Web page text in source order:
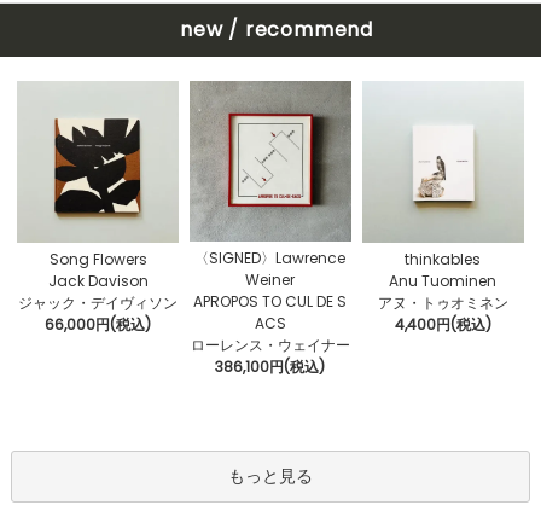
new / recommend
Song Flowers
Jack Davison
ジャック・デイヴィソン
66,000円(税込)
〈SIGNED〉Lawrence
Weiner
APROPOS TO CUL DE S
ACS
ローレンス・ウェイナー
386,100円(税込)
thinkables
Anu Tuominen
アヌ・トゥオミネン
4,400円(税込)
もっと見る